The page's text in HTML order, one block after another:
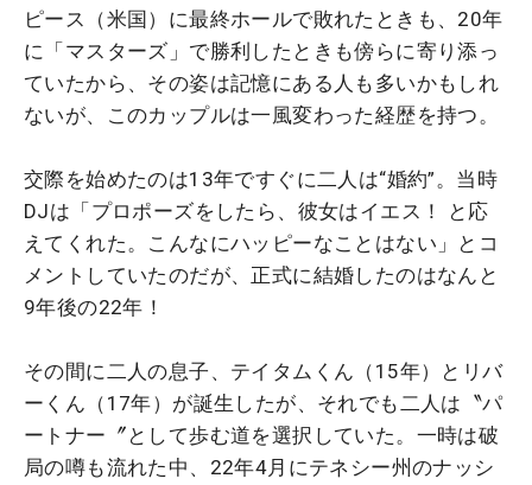
ピース（米国）に最終ホールで敗れたときも、20年
に「マスターズ」で勝利したときも傍らに寄り添っ
ていたから、その姿は記憶にある人も多いかもしれ
ないが、このカップルは一風変わった経歴を持つ。
交際を始めたのは13年ですぐに二人は“婚約”。当時
DJは「プロポーズをしたら、彼女はイエス！ と応
えてくれた。こんなにハッピーなことはない」とコ
メントしていたのだが、正式に結婚したのはなんと
9年後の22年！
その間に二人の息子、テイタムくん（15年）とリバ
ーくん（17年）が誕生したが、それでも二人は〝パ
ートナー〞として歩む道を選択していた。一時は破
局の噂も流れた中、22年4月にテネシー州のナッシ